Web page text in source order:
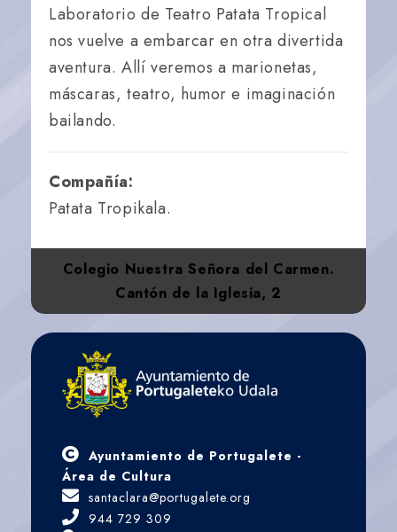
Laboratorio de Teatro Patata Tropical
nos vuelve a embarcar en otra divertida
aventura. Allí veremos a marionetas,
máscaras, teatro, humor e imaginación
bailando.
Compañía:
Patata Tropikala.
Colegio Nuestra Señora del Carmen.
Cantón de la Iglesia, 2
Ayuntamiento de Portugalete -
Área de Cultura
santaclara@portugalete.org
944 729 309